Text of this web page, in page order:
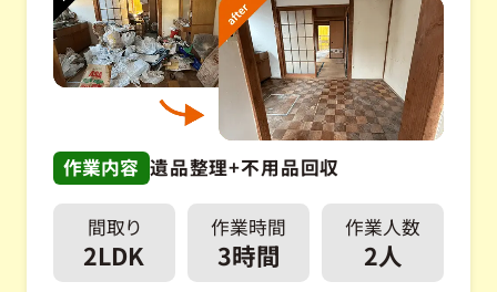
作業内容 遺品整理+不用品回収
間取り
2LDK
作業時間
3時間
作業人数
2人